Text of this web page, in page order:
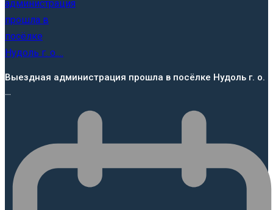
Выездная администрация прошла в посёлке Нудоль г. о.
…